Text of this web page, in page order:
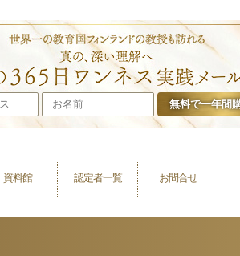
資料館 認定者一覧 お問合せ